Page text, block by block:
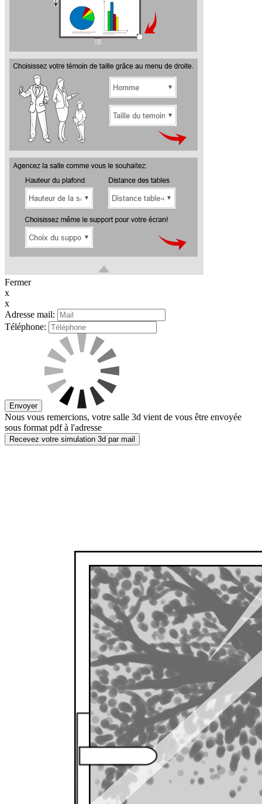
Fermer
x
x
Adresse mail:
Téléphone:
Envoyer
Nous vous remercions, votre salle 3d vient de vous être envoyée
sous format pdf à l'adresse
Recevez votre simulation 3d par mail